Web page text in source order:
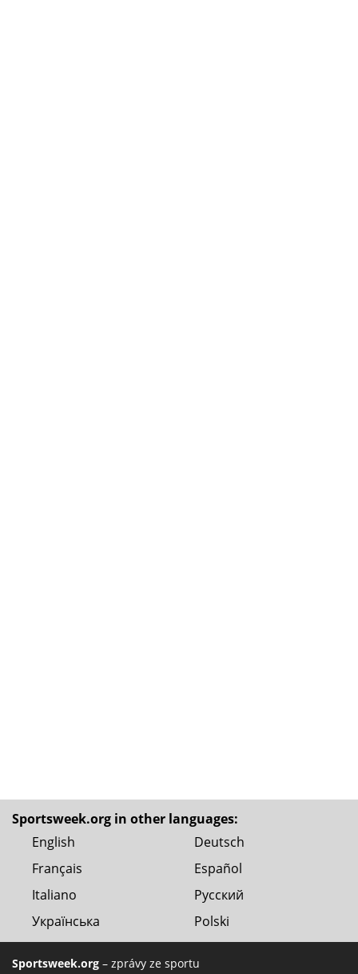
Sportsweek.org in other languages:
English
Deutsch
Français
Español
Italiano
Русский
Українська
Polski
Sportsweek.org – zprávy ze sportu